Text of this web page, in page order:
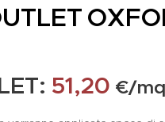
51,20 €/